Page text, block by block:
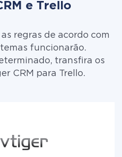
e Trello
regras de acordo com
funcionarão.
transfira os
CRM para Trello.